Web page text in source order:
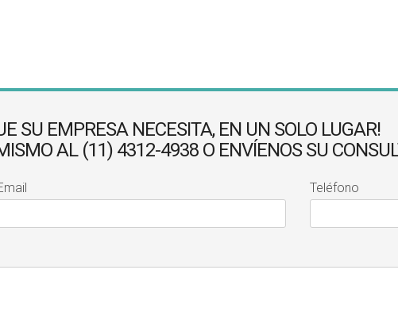
SU EMPRESA NECESITA, EN UN SOLO LUGAR!
AL (11) 4312-4938 O ENVÍENOS SU
Teléfono